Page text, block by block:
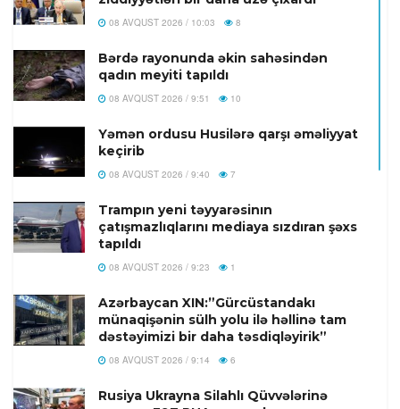
08 AVQUST 2026 / 10:03 8
Bərdə rayonunda əkin sahəsindən
qadın meyiti tapıldı
08 AVQUST 2026 / 9:51 10
Yəmən ordusu Husilərə qarşı əməliyyat
keçirib
08 AVQUST 2026 / 9:40 7
Trampın yeni təyyarəsinın
çatışmazlıqlarını mediaya sızdıran şəxs
tapıldı
08 AVQUST 2026 / 9:23 1
Azərbaycan XIN:”Gürcüstandakı
münaqişənin sülh yolu ilə həllinə tam
dəstəyimizi bir daha təsdiqləyirik”
08 AVQUST 2026 / 9:14 6
Rusiya Ukrayna Silahlı Qüvvələrinə